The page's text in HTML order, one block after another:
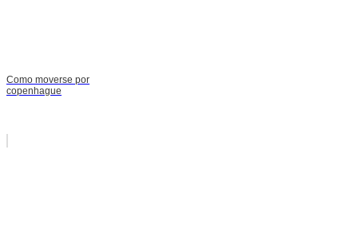
Como moverse por
copenhague